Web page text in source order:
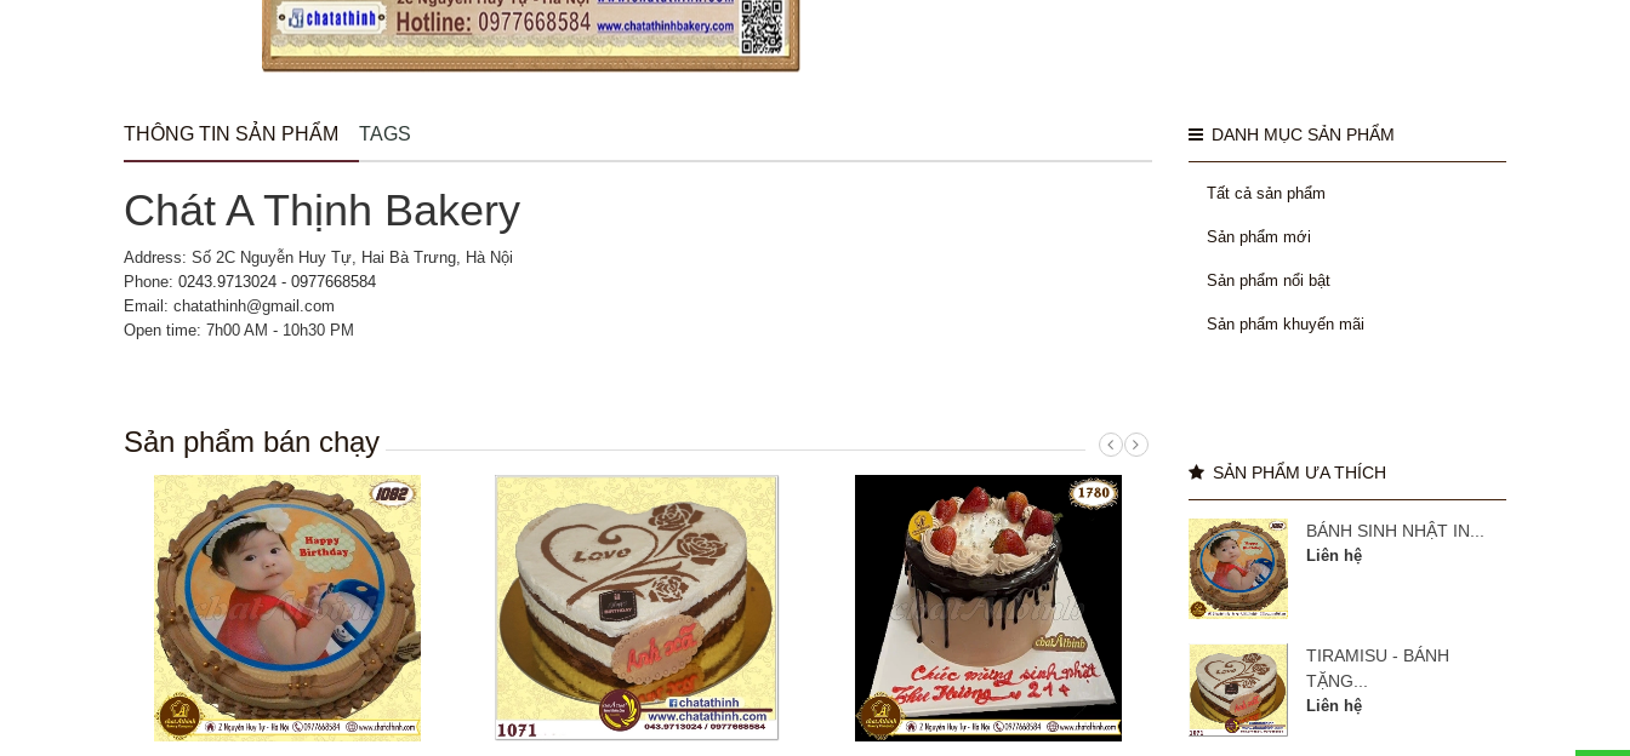
THÔNG TIN SẢN PHẨM TAGS
Chát A Thịnh Bakery
Address: Số 2C Nguyễn Huy Tự, Hai Bà Trưng, Hà Nội
Phone: 0243.9713024 - 0977668584
Email: chatathinh@gmail.com
Open time: 7h00 AM - 10h30 PM
Sản phẩm bán chạy
DANH MỤC SẢN PHẨM
Tất cả sản phẩm
Sản phẩm mới
Sản phẩm nổi bật
Sản phẩm khuyến mãi
SẢN PHẨM ƯA THÍCH
BÁNH SINH NHẬT IN...
Liên hệ
TIRAMISU - BÁNH
TẶNG...
Liên hệ